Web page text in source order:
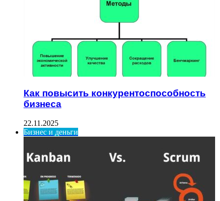
Как повысить конкурентоспособность
бизнеса
22.11.2025
Бизнес и деньги